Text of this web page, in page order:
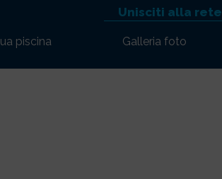
Unisciti alla rete
piscina Galleria foto